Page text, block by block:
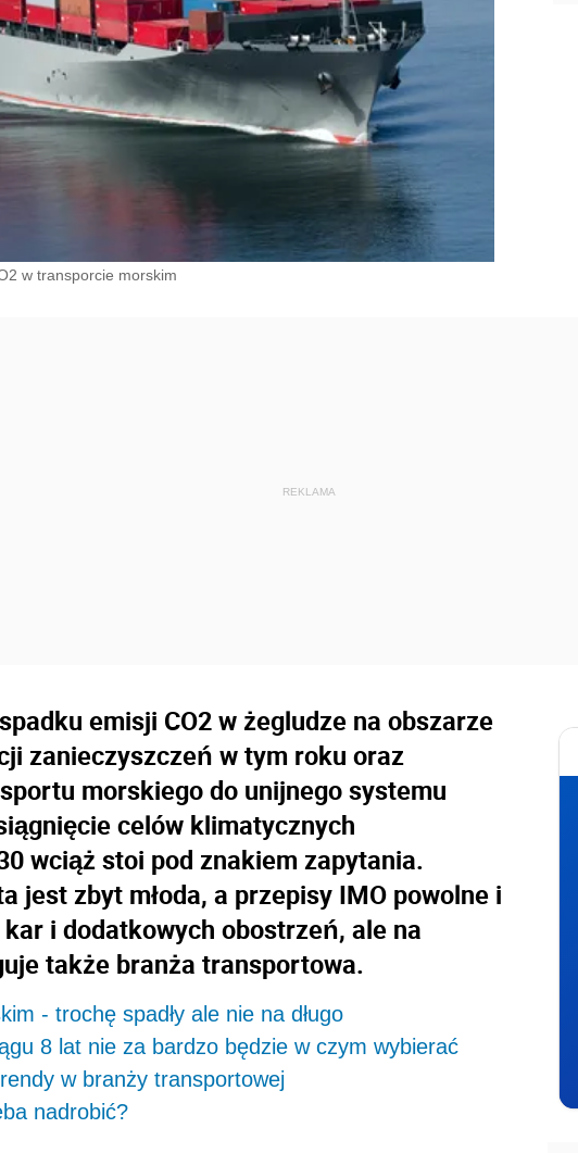
w transporcie morskim
emisji CO2 w żegludze na obszarze
zanieczyszczeń w tym roku oraz
morskiego do unijnego systemu
celów klimatycznych
wciąż stoi pod znakiem zapytania.
jest zbyt młoda, a przepisy IMO powolne i
i dodatkowych obostrzeń, ale na
także branża transportowa.
- trochę spadły ale nie na długo
8 lat nie za bardzo będzie w czym wybierać
w branży transportowej
nadrobić?